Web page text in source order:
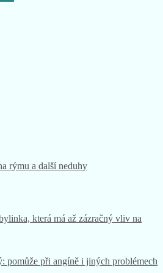
rýmu a další neduhy
která má až zázračný vliv na